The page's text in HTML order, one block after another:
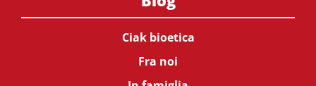
Ciak bioetica
Fra noi